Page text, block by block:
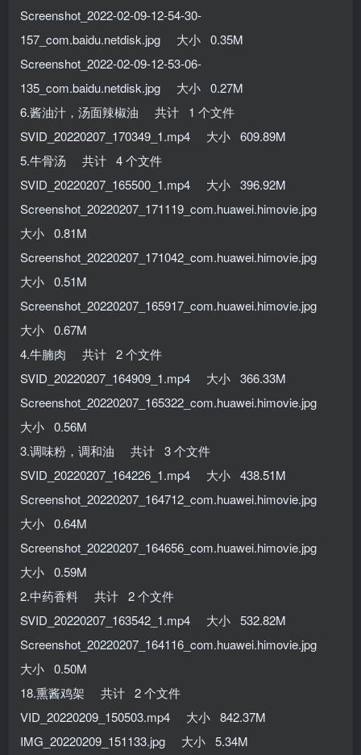
Screenshot_2022-02-09-12-54-30-
157_com.baidu.netdisk.jpg 大小 0.35M
Screenshot_2022-02-09-12-53-06-
135_com.baidu.netdisk.jpg 大小 0.27M
6.酱油汁，汤面辣椒油 共计 1 个文件
SVID_20220207_170349_1.mp4 大小 609.89M
5.牛骨汤 共计 4 个文件
SVID_20220207_165500_1.mp4 大小 396.92M
Screenshot_20220207_171119_com.huawei.himovie.jpg
大小 0.81M
Screenshot_20220207_171042_com.huawei.himovie.jpg
大小 0.51M
Screenshot_20220207_165917_com.huawei.himovie.jpg
大小 0.67M
4.牛腩肉 共计 2 个文件
SVID_20220207_164909_1.mp4 大小 366.33M
Screenshot_20220207_165322_com.huawei.himovie.jpg
大小 0.56M
3.调味粉，调和油 共计 3 个文件
SVID_20220207_164226_1.mp4 大小 438.51M
Screenshot_20220207_164712_com.huawei.himovie.jpg
大小 0.64M
Screenshot_20220207_164656_com.huawei.himovie.jpg
大小 0.59M
2.中药香料 共计 2 个文件
SVID_20220207_163542_1.mp4 大小 532.82M
Screenshot_20220207_164116_com.huawei.himovie.jpg
大小 0.50M
18.熏酱鸡架 共计 2 个文件
VID_20220209_150503.mp4 大小 842.37M
IMG_20220209_151133.jpg 大小 5.34M